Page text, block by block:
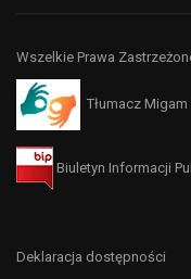
Wszelkie Prawa
Tłumacz Migam
Biuletyn Informacji
Deklaracja dostępności